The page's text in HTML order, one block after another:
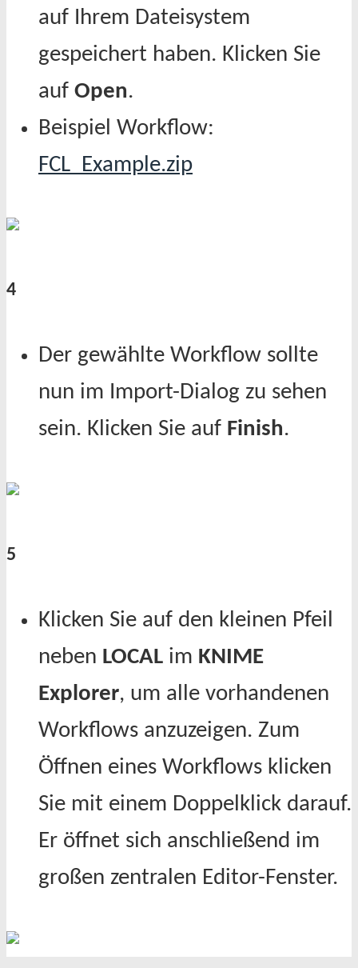
auf Ihrem Dateisystem
gespeichert haben. Klicken Sie
auf Open.
Beispiel Workflow:
FCL_Example.zip
4
Der gewählte Workflow sollte
nun im Import-Dialog zu sehen
sein. Klicken Sie auf Finish.
5
Klicken Sie auf den kleinen Pfeil
neben LOCAL im KNIME
Explorer, um alle vorhandenen
Workflows anzuzeigen. Zum
Öffnen eines Workflows klicken
Sie mit einem Doppelklick darauf.
Er öffnet sich anschließend im
großen zentralen Editor-Fenster.